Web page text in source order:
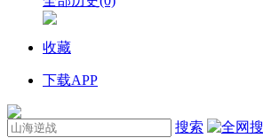
收藏
下载APP
搜索